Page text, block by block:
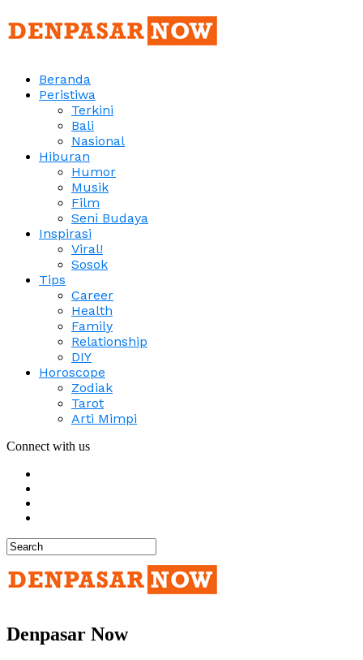
Beranda
Peristiwa
Terkini
Bali
Nasional
Hiburan
Humor
Musik
Film
Seni Budaya
Inspirasi
Viral!
Sosok
Tips
Career
Health
Family
Relationship
DIY
Horoscope
Zodiak
Tarot
Arti Mimpi
Connect with us
Denpasar Now